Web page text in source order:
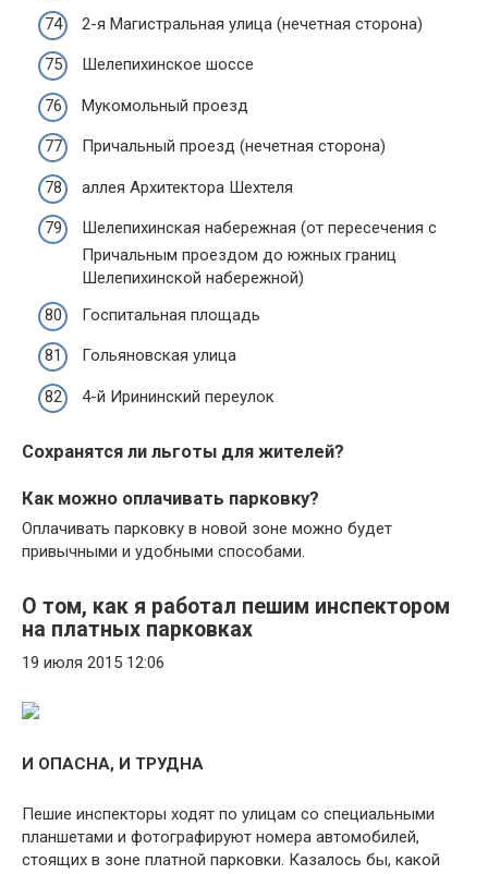
2-я Магистральная улица (нечетная сторона)
Шелепихинское шоссе
Мукомольный проезд
Причальный проезд (нечетная сторона)
аллея Архитектора Шехтеля
Шелепихинская набережная (от пересечения с
Причальным проездом до южных границ
Шелепихинской набережной)
Госпитальная площадь
Гольяновская улица
4-й Ирининский переулок
Сохранятся ли льготы для жителей?
Как можно оплачивать парковку?
Оплачивать парковку в новой зоне можно будет
привычными и удобными способами.
О том, как я работал пешим инспектором
на платных парковках
19 июля 2015 12:06
И ОПАСНА, И ТРУДНА
Пешие инспекторы ходят по улицам со специальными
планшетами и фотографируют номера автомобилей,
стоящих в зоне платной парковки. Казалось бы, какой